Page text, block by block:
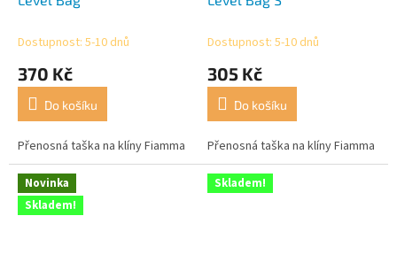
Dostupnost: 5-10 dnů
370 Kč
Do košíku
Přenosná taška na klíny Fiamma
Dostupnost: 5-10 dnů
305 Kč
Do košíku
Přenosná taška na klíny Fiamma
Novinka
Skladem!
Skladem!